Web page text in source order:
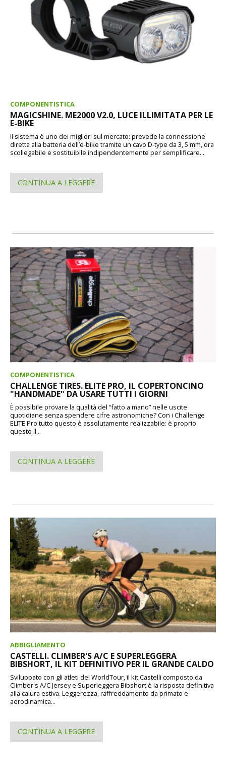
COMPONENTISTICA
MAGICSHINE. ME2000 V2.0, LUCE ILLIMITATA PER LE
E-BIKE
Il sistema è uno dei migliori sul mercato: prevede la connessione
diretta alla batteria dell’e-bike tramite un cavo D-type da 3, 5 mm, ora
scollegabile e sostituibile indipendentemente per semplificare...
CONTINUA A LEGGERE
COMPONENTISTICA
CHALLENGE TIRES. ELITE PRO, IL COPERTONCINO
"HANDMADE" DA USARE TUTTI I GIORNI
È possibile provare la qualità del “fatto a mano” nelle uscite
quotidiane senza spendere cifre astronomiche? Con i Challenge
ELITE Pro tutto questo è assolutamente realizzabile: è proprio
questo il...
CONTINUA A LEGGERE
ABBIGLIAMENTO
CASTELLI. CLIMBER'S A/C E SUPERLEGGERA
BIBSHORT, IL KIT DEFINITIVO PER IL GRANDE CALDO
Sviluppato con gli atleti del WorldTour, il kit Castelli composto da
Climber's A/C Jersey e Superleggera Bibshort è la risposta definitiva
alla calura estiva. Leggerezza, raffreddamento da primato e
aerodinamica...
CONTINUA A LEGGERE